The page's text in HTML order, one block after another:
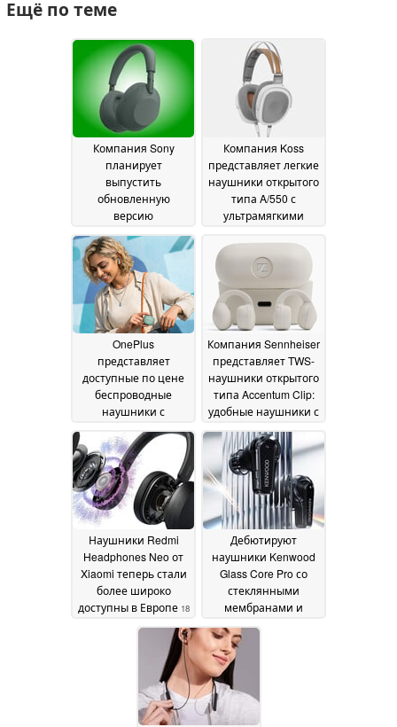
Ещё по теме
Компания Sony
планирует
выпустить
обновленную
версию
беспроводных
накладных
наушников WH-
1000XM605 July 2026
Компания Koss
представляет легкие
наушники открытого
типа A/550 с
ультрамягкими
OnePlus
представляет
доступные по цене
беспроводные
наушники с
автономностью 54
часа27 June 2026
Компания Sennheiser
представляет TWS-
наушники открытого
типа Accentum Clip:
удобные наушники с
зажимом и
поддержкой Hi-Res
Audio 19 June 2026
Наушники Redmi
Headphones Neo от
Xiaomi теперь стали
более широко
доступны в Европе 18
June 2026
Дебютируют
наушники Kenwood
Glass Core Pro со
стеклянными
мембранами и
MEMS-драйверами